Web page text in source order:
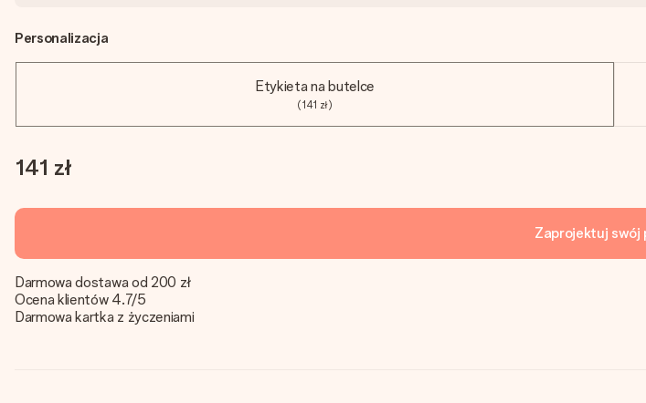
Personalizacja
Etykieta na butelce
(141 zł)
141 zł
Zaprojektuj swój
Darmowa dostawa od 200 zł
Ocena klientów 4.7/5
Darmowa kartka z życzeniami